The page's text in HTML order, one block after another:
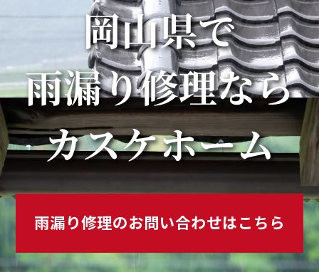
岡山県で
雨漏り修理なら
カスケホーム
雨漏り修理のお問い合わせはこちら